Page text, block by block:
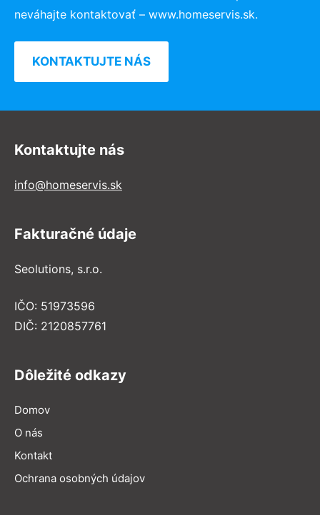
neváhajte kontaktovať – www.homeservis.sk.
KONTAKTUJTE NÁS
Kontaktujte nás
info@homeservis.sk
Fakturačné údaje
Seolutions, s.r.o.
IČO: 51973596
DIČ: 2120857761
Dôležité odkazy
Domov
O nás
Kontakt
Ochrana osobných údajov